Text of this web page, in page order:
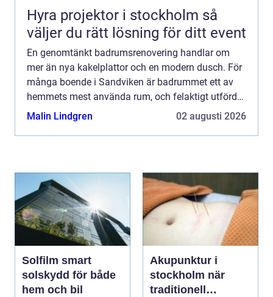
Hyra projektor i stockholm så
väljer du rätt lösning för ditt event
En genomtänkt badrumsrenovering handlar om
mer än nya kakelplattor och en modern dusch. För
många boende i Sandviken är badrummet ett av
hemmets mest använda rum, och felaktigt utförda
arbeten kan bli både dyra och riskabla på sikt. Med
Malin Lindgren 02 augusti 2026
Solfilm smart
solskydd för både
hem och bil
Akupunktur i
stockholm när
traditionell